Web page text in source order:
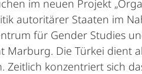
im neuen Projekt
autoritärer Staaten im
für Gender Studies
Die Türkei dient
konzentriert sich